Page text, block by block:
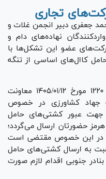
تجاری
جعفری دبیر انجمن غلات و
نهاده‌های دام و
عضو این تشکل‌ها با
کاال‌های اساسی از تنگه
به پیوست تصویر نامه شماره ۱۲۲۰ مورخ ۱۴۰۵/۰۱/۱۲ معاونت
جهاد کشاورزی در خصوص
جهت عبور کشتی‌های حامل
حضورتان ارسال می‌گردد؛
در این خصوص مقتضی است
به ارسال کشتی‌های حامل
جنوبی اقدام لازم صورت